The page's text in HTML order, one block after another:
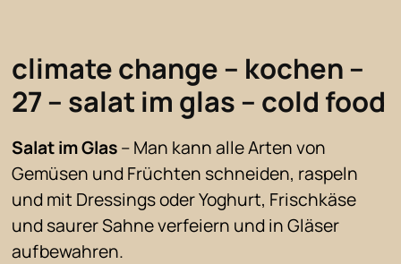
climate change – kochen –
27 – salat im glas – cold food
Salat im Glas– Man kann alle Arten von
Gemüsen und Früchten schneiden, raspeln
und mit Dressings oder Yoghurt, Frischkäse
und saurer Sahne verfeiern und in Gläser
aufbewahren.